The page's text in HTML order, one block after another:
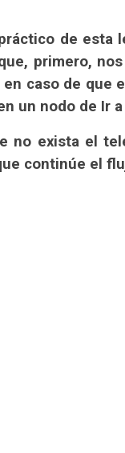
de esta
primero,
en caso de que
un nodo de Ir
no exista el
continúe el